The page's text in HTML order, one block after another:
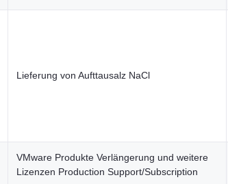
Lieferung von Aufttausalz NaCl
VMware Produkte Verlängerung und weitere
Lizenzen Production Support/Subscription